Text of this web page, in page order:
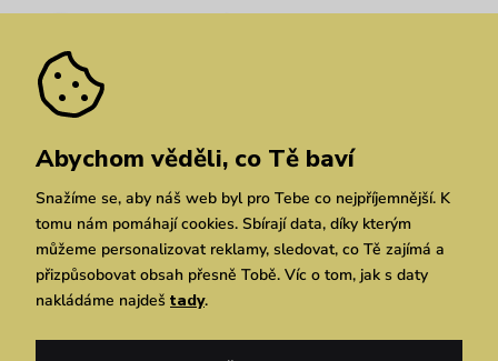
Pozáruční opravy
Velkoobchod
We Care
Dárkové poukazy
Vuchlook
Prodejny
Praha Brno Chrudim
Zásady ochrany osobních údajů
Simplia.cz
Abychom věděli, co Tě baví
Snažíme se, aby náš web byl pro Tebe co nejpříjemnější. K
tomu nám pomáhají cookies. Sbírají data, díky kterým
můžeme personalizovat reklamy, sledovat, co Tě zajímá a
přizpůsobovat obsah přesně Tobě. Víc o tom, jak s daty
nakládáme najdeš tady.